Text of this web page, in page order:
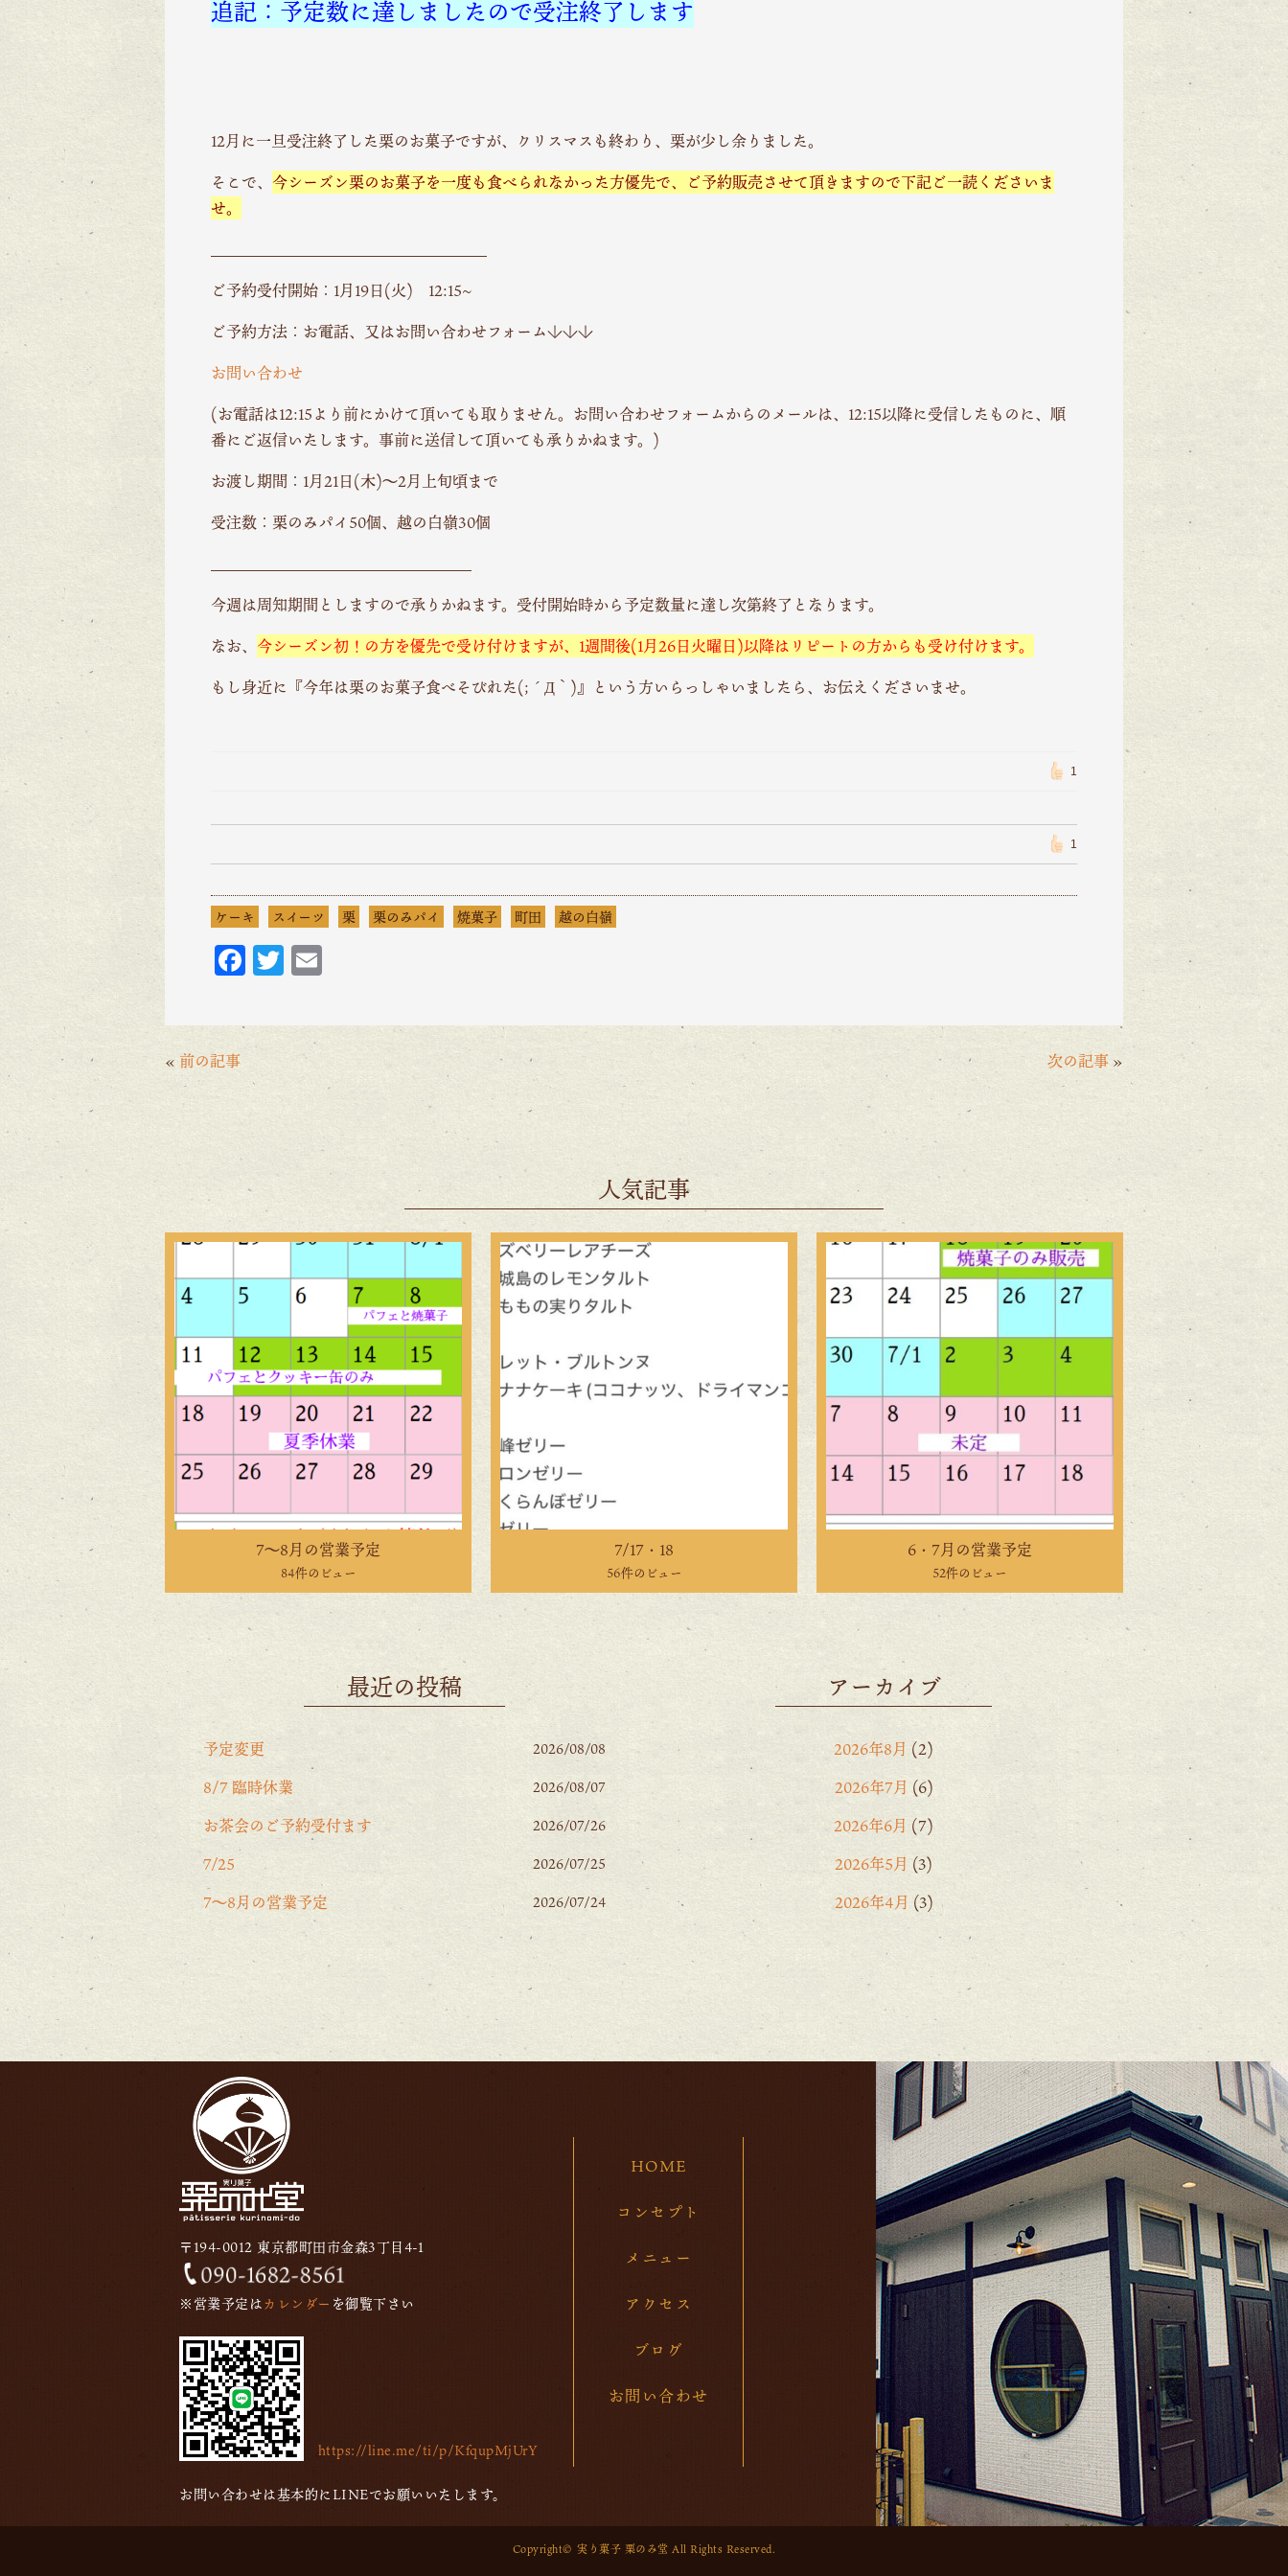
追記：予定数に達しましたので受注終了します
12月に一旦受注終了した栗のお菓子ですが、クリスマスも終わり、栗が少し余りました。
そこで、 今シーズン栗のお菓子を一度も食べられなかった方優先で、ご予約販売させて頂きますので下記ご一読くださいま
せ。
ご予約受付開始：1月19日(火) 12:15~
ご予約方法：お電話、又はお問い合わせフォーム↓↓↓
お問い合わせ
(お電話は12:15より前にかけて頂いても取りません。お問い合わせフォームからのメールは、12:15以降に受信したものに、順
番にご返信いたします。事前に送信して頂いても承りかねます。)
お渡し期間：1月21日(木)～2月上旬頃まで
受注数：栗のみパイ50個、越の白嶺30個
今週は周知期間としますので承りかねます。受付開始時から予定数量に達し次第終了となります。
なお、 今シーズン初！の方を優先で受け付けますが、1週間後(1月26日火曜日)以降はリピートの方からも受け付けます。
もし身近に『今年は栗のお菓子食べそびれた(;´Д｀)』という方いらっしゃいましたら、お伝えくださいませ。
1
1
ケーキ スイーツ 栗 栗のみパイ 焼菓子 町田 越の白嶺
F
ac
eb
o
o
T
w
itt
er
ai
« 前の記事 次の記事 »
人気記事
7〜8月の営業予定
84件のビュー
7/17・18
56件のビュー
6・7月の営業予定
52件のビュー
最近の投稿
予定変更 2026/08/08
8/7 臨時休業 2026/08/07
お茶会のご予約受付ます 2026/07/26
7/25 2026/07/25
7〜8月の営業予定 2026/07/24
アーカイブ
2026年8月 (2)
2026年7月 (6)
2026年6月 (7)
2026年5月 (3)
2026年4月 (3)
2026年2月
(6)
2026年1月
2025年12月(15)
2025年11月(8)
2025年10月(6)
2025年9月(11)
2025年8月(11)
2025年7月(12)
2025年6月(13)
2024年12月(1)
2024年10月 (1)
(1)
2023年5月(1)
2023年2月(4)
2023年1月(7)
〒194-0012 東京都町田市金森3丁目4-1
※営業予定はカレンダー を御覧下さい
https://line.me/ti/p/KfqupMjUrY
お問い合わせは基本的にLINEでお願いいたします。
HOME
コンセプト
メニュー
アクセス
ブログ
お問い合わせ
Copyright© 実り菓子 栗のみ堂 All Rights Reserved.